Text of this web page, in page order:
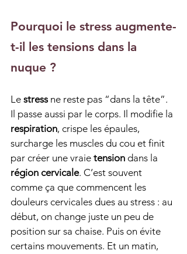
Pourquoi le stress augmente-
t-il les tensions dans la
nuque ?
Le stress ne reste pas “dans la tête”.
Il passe aussi par le corps. Il modifie la
respiration, crispe les épaules,
surcharge les muscles du cou et finit
par créer une vraie tension dans la
région cervicale. C’est souvent
comme ça que commencent les
douleurs cervicales dues au stress : au
début, on change juste un peu de
position sur sa chaise. Puis on évite
certains mouvements. Et un matin,